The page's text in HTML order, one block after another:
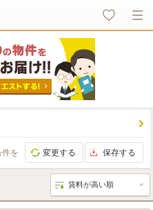
件を 変更する 保存する